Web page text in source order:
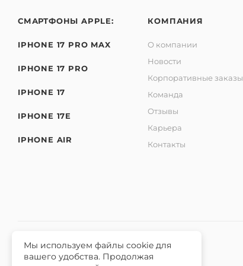
СМАРТФОНЫ APPLE:
IPHONE 17 PRO MAX
IPHONE 17 PRO
IPHONE 17
IPHONE 17E
IPHONE AIR
КОМПАНИЯ
О компании
Новости
Корпоративные заказы
Команда
Отзывы
Карьера
Контакты
2026 © Интернет-магазин iЧехол.
Мы используем файлы cookie для
вашего удобства. Продолжая